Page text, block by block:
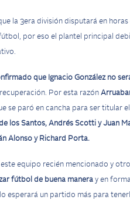
la 3era división disputará en
por eso el plantel principal
que Ignacio González no
Por esta razón
se paró en cancha para ser titular
los Santos, Andrés Scotti y Juan
Alonso y Richard Porta.
equipo recién mencionado y
fútbol de buena maneray en
esperará un partido más para